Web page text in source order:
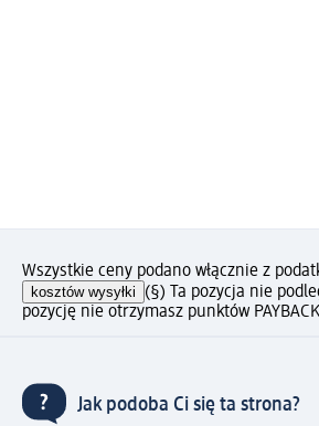
Wszystkie ceny podano włącznie z
kosztów wysyłki (§) Ta pozycja nie
pozycję nie otrzymasz punktów
Jak podoba Ci się ta strona?